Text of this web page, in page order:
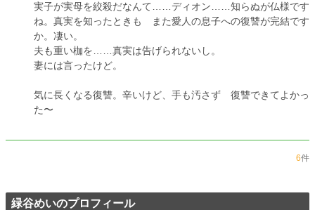
実子が実母を絞殺だなんて……ディオン……知らぬが仏様です
ね。真実を知ったときも また愛人の息子への復讐が完結です
か。凄い。
夫も重い枷を……真実は告げられないし。
妻には言ったけど。
気に長くなる復讐。辛いけど、手も汚さず 復讐できてよかっ
た〜
6件
緑谷めいのプロフィール